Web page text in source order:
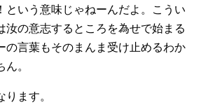
という意味じゃねーんだよ。こうい
汝の意志するところを為せで始まる
の言葉もそのまんま受け止めるわか
。
ます。